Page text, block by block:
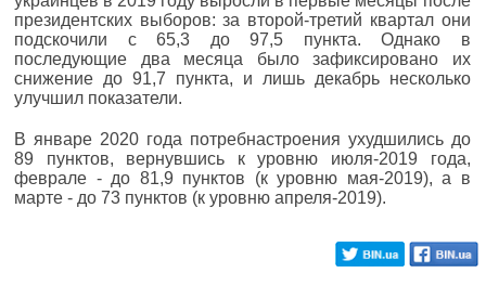
президентских выборов: за второй-третий квартал они
подскочили с 65,3 до 97,5 пункта. Однако в
последующие два месяца было зафиксировано их
снижение до 91,7 пункта, и лишь декабрь несколько
улучшил показатели.
В январе 2020 года потребнастроения ухудшились до
89 пунктов, вернувшись к уровню июля-2019 года,
феврале - до 81,9 пунктов (к уровню мая-2019), а в
марте - до 73 пунктов (к уровню апреля-2019).